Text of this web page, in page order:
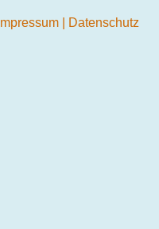
Impressum Datenschutz